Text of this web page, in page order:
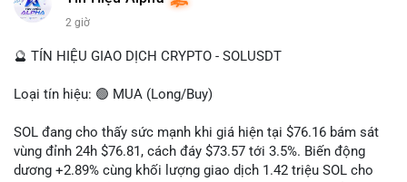
2 giờ
🔮 TÍN HIỆU GIAO DỊCH CRYPTO - SOLUSDT
Loại tín hiệu: 🟢 MUA (Long/Buy)
SOL đang cho thấy sức mạnh khi giá hiện tại $76.16 bám sát
vùng đỉnh 24h $76.81, cách đáy $73.57 tới 3.5%. Biến động
dương +2.89% cùng khối lượng giao dịch 1.42 triệu SOL cho